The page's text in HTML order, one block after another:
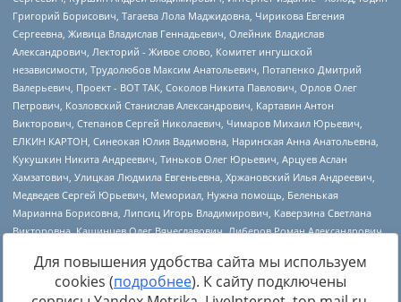
Для повышения удобства сайта мы используем
cookies (подробнее). К сайту подключены